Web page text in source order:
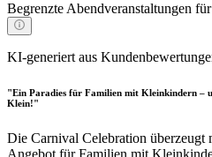
Begrenzte Abendveranstaltungen
KI-generiert aus
"Ein Paradies für Familien mit Kleinkindern –
Klein!"
Die Carnival Celebration überzeugt